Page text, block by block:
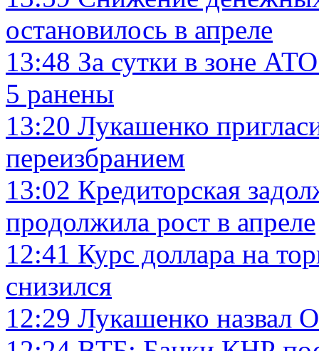
остановилось в апреле
13:48 За сутки в зоне
5 ранены
13:20 Лукашенко
переизбранием
13:02 Кредиторская
продолжила рост в апреле
12:41 Курс доллара на
снизился
12:29 Лукашенко назвал